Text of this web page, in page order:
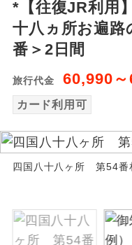
*【往復JR利用
十八ヵ所お遍路
番＞2日間
旅行代金 60,990
カード利用可
四国八十八ヶ所 第54番
現地添乗員同
行
（
バスガイド乗
新コース
世界遺産
ユ
温泉 温